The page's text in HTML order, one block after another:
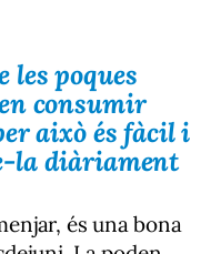
les poques
consumir
això és fàcil i
la diàriament
és una bona